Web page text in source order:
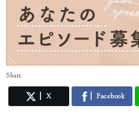
Share
X Facebook